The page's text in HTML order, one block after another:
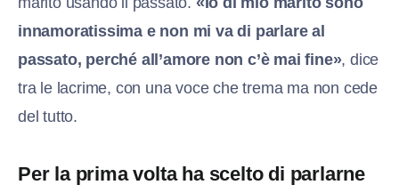
innamoratissima e non mi va di parlare al
passato, perché all’amore non c’è mai fine», dice
tra le lacrime, con una voce che trema ma non cede
del tutto.
Per la prima volta ha scelto di parlarne